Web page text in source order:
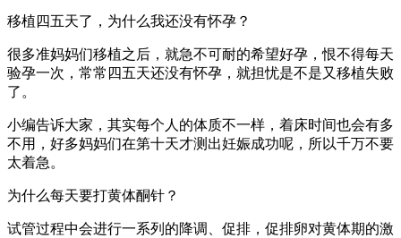
移植四五天了，为什么我还没有怀孕？
很多准妈妈们移植之后，就急不可耐的希望好孕，恨不得每天
验孕一次，常常四五天还没有怀孕，就担忧是不是又移植失败
了。
小编告诉大家，其实每个人的体质不一样，着床时间也会有多
不用，好多妈妈们在第十天才测出妊娠成功呢，所以千万不要
太着急。
为什么每天要打黄体酮针？
试管过程中会进行一系列的降调、促排，促排卵对黄体期的激